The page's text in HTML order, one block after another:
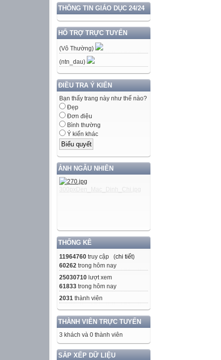
THÔNG TIN GIÁO DỤC 24/24
HỔ TRỢ TRỰC TUYẾN
(Vô Thường)
(ntn_dau)
ĐIỀU TRA Ý KIẾN
Bạn thấy trang này như thế nào?
Đẹp
Đơn điệu
Bình thường
Ý kiến khác
ẢNH NGẪU NHIÊN
THỐNG KÊ
11964760 truy cập (chi tiết)
60262 trong hôm nay
25030710 lượt xem
61833 trong hôm nay
2031 thành viên
THÀNH VIÊN TRỰC TUYẾN
3 khách và 0 thành viên
SẮP XẾP DỮ LIỆU